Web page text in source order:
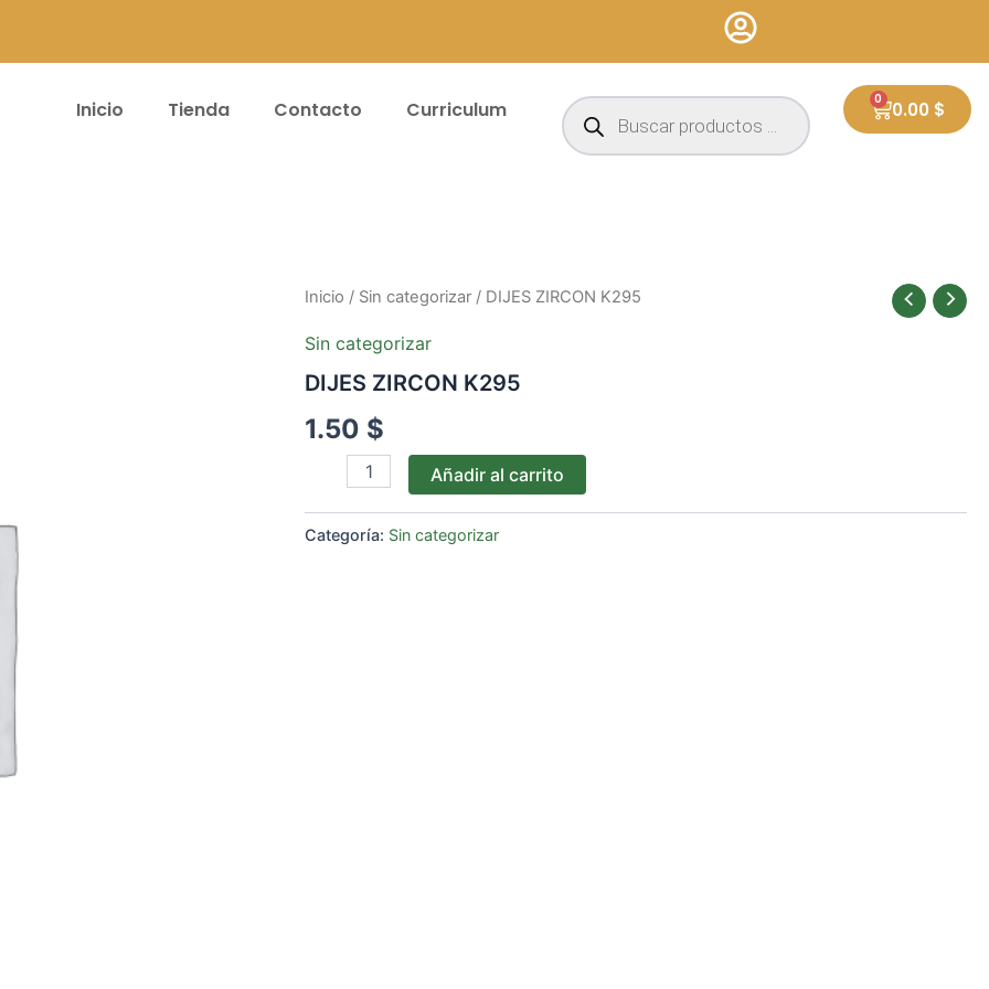
Inicio Tienda Contacto Curriculum
Búsqueda
de
productos
0.00 $
0
Cart
Inicio / Sin categorizar / DIJES ZIRCON K295
Sin categorizar
DIJES ZIRCON K295
1.50 $
DIJES
K295
Añadir al carrito
Categoría: Sin categorizar